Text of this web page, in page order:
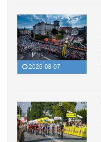
2026-08-07